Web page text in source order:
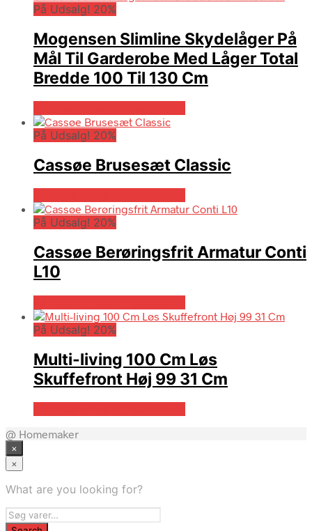
På Udsalg! 20%
Mogensen Slimline Skydelåger På
Mål Til Garderobe Med Låger Total
Bredde 100 Til 130 Cm
På Udsalg! 20%
Cassøe Brusesæt Classic
På Udsalg! 20%
Cassøe Berøringsfrit Armatur Conti
L10
På Udsalg! 20%
Multi-living 100 Cm Løs
Skuffefront Høj 99 31 Cm
@ Homemaker
×
×
What are you looking for?